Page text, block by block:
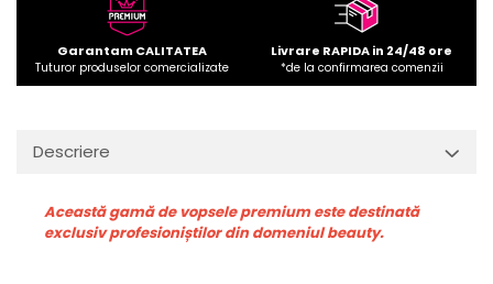
Garantam CALITATEA
Tuturor produselor comercializate
Livrare RAPIDA in 24/48 ore
*de la confirmarea comenzii
Descriere
Această gamă de vopsele premium este destinată
exclusiv profesioniștilor din domeniul beauty.